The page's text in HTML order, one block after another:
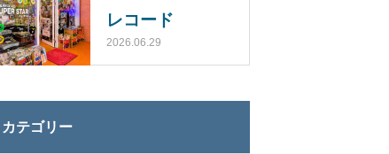
レコード
2026.06.29
カテゴリー